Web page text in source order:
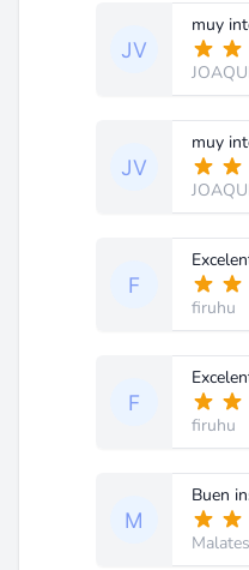
firuhu
firuhu
Buen